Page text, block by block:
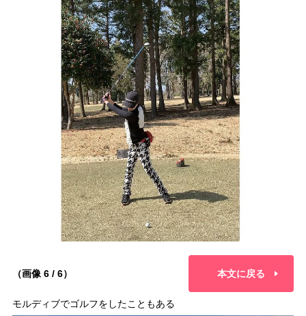
（画像 6 / 6） 本文に戻る
モルディブでゴルフをしたこともある